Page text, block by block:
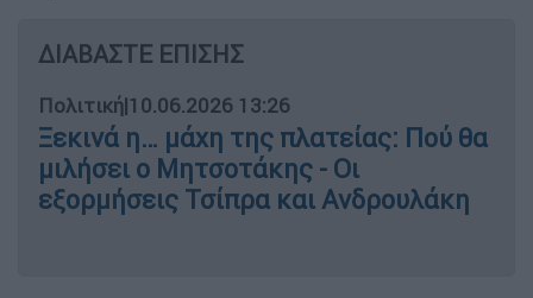
ΔΙΑΒΑΣΤΕ ΕΠΙΣΗΣ
Πολιτική|10.06.2026 13:26
Ξεκινά η… μάχη της πλατείας: Πού θα
μιλήσει ο Μητσοτάκης - Οι
εξορμήσεις Τσίπρα και Ανδρουλάκη